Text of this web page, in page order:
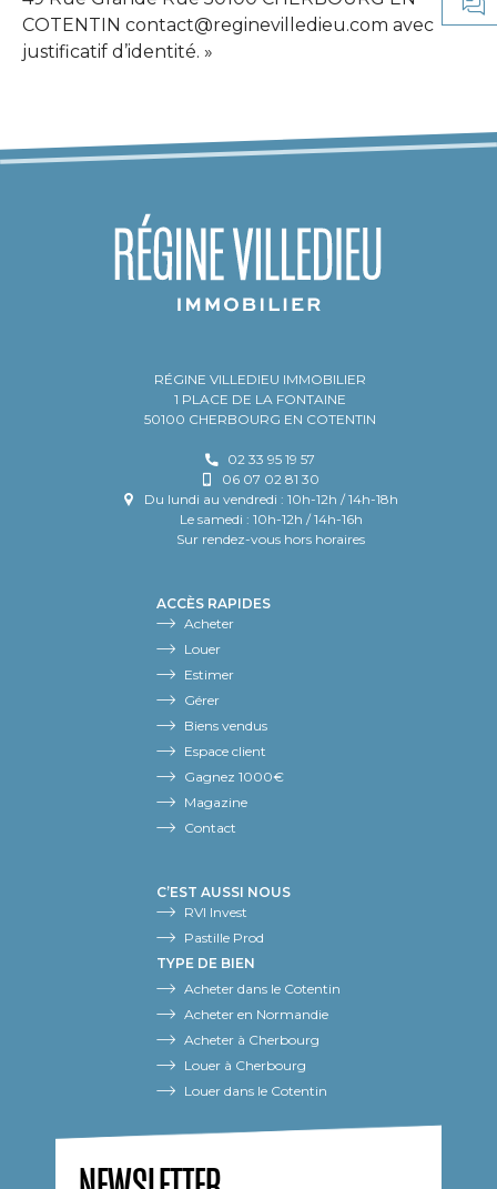
COTENTIN contact@reginevilledieu.com avec
justificatif d’identité. »
RÉGINE VILLEDIEU IMMOBILIER
1 PLACE DE LA FONTAINE
50100 CHERBOURG EN COTENTIN
02 33 95 19 57
06 07 02 81 30
Du lundi au vendredi : 10h-12h / 14h-18h
Le samedi : 10h-12h / 14h-16h
Sur rendez-vous hors horaires
ACCÈS RAPIDES
Acheter
Louer
Estimer
Gérer
Biens vendus
Espace client
Gagnez 1000€
Magazine
Contact
C’EST AUSSI NOUS
RVI Invest
Pastille Prod
TYPE DE BIEN
Acheter dans le Cotentin
Acheter en Normandie
Acheter à Cherbourg
Louer à Cherbourg
Louer dans le Cotentin